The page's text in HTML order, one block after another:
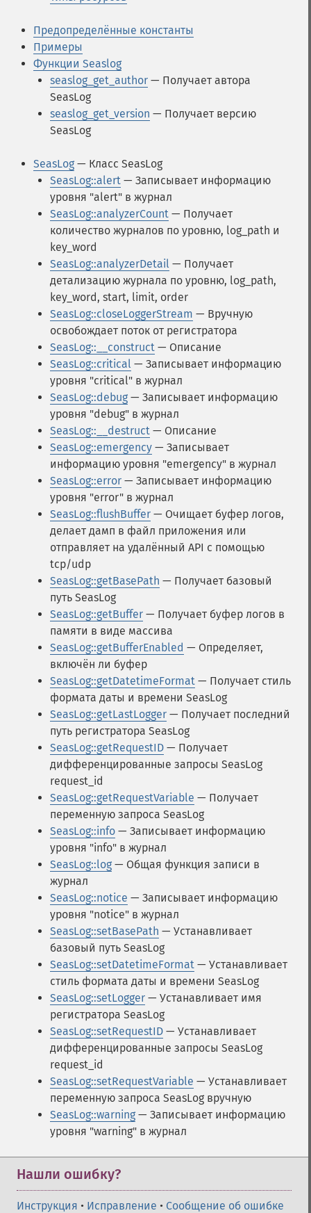
Предопределённые константы
Примеры
Функции Seaslog
seaslog_get_author — Получает автора
SeasLog
seaslog_get_version — Получает версию
SeasLog
SeasLog — Класс SeasLog
SeasLog::alert — Записывает информацию
уровня "alert" в журнал
SeasLog::analyzerCount — Получает
количество журналов по уровню, log_path и
key_word
SeasLog::analyzerDetail — Получает
детализацию журнала по уровню, log_path,
key_word, start, limit, order
SeasLog::closeLoggerStream — Вручную
освобождает поток от регистратора
SeasLog::__construct — Описание
SeasLog::critical — Записывает информацию
уровня "critical" в журнал
SeasLog::debug — Записывает информацию
уровня "debug" в журнал
SeasLog::__destruct — Описание
SeasLog::emergency — Записывает
информацию уровня "emergency" в журнал
SeasLog::error — Записывает информацию
уровня "error" в журнал
SeasLog::flushBuffer — Очищает буфер логов,
делает дамп в файл приложения или
отправляет на удалённый API с помощью
tcp/udp
SeasLog::getBasePath — Получает базовый
путь SeasLog
SeasLog::getBuffer — Получает буфер логов в
памяти в виде массива
SeasLog::getBufferEnabled — Определяет,
включён ли буфер
SeasLog::getDatetimeFormat — Получает стиль
формата даты и времени SeasLog
SeasLog::getLastLogger — Получает последний
путь регистратора SeasLog
SeasLog::getRequestID — Получает
дифференцированные запросы SeasLog
request_id
SeasLog::getRequestVariable — Получает
переменную запроса SeasLog
SeasLog::info — Записывает информацию
уровня "info" в журнал
SeasLog::log — Общая функция записи в
журнал
SeasLog::notice — Записывает информацию
уровня "notice" в журнал
SeasLog::setBasePath — Устанавливает
базовый путь SeasLog
SeasLog::setDatetimeFormat — Устанавливает
стиль формата даты и времени SeasLog
SeasLog::setLogger — Устанавливает имя
регистратора SeasLog
SeasLog::setRequestID — Устанавливает
дифференцированные запросы SeasLog
request_id
SeasLog::setRequestVariable — Устанавливает
переменную запроса SeasLog вручную
SeasLog::warning — Записывает информацию
уровня "warning" в журнал
Нашли ошибку?
Инструкция • Исправление • Сообщение об ошибке